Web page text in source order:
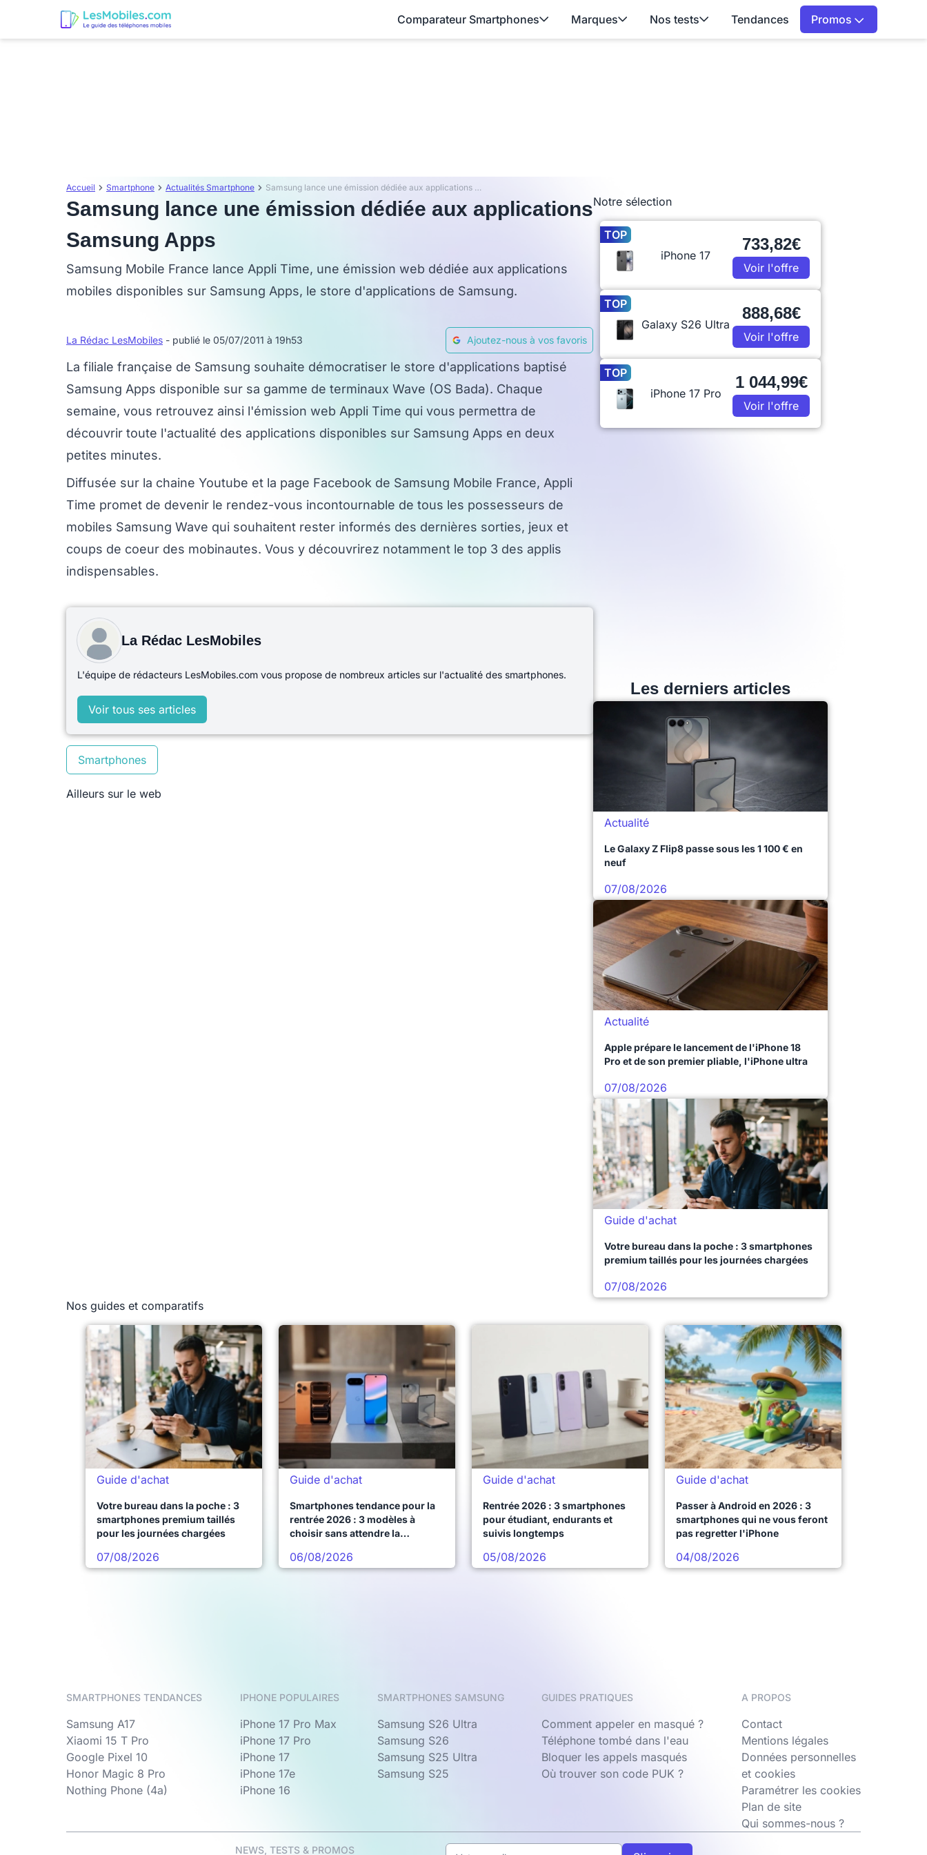
Comparateur Smartphones Marques Nos tests Tendances Promos
Accueil Smartphone Actualités Smartphone Samsung lance une émission dédiée aux applications Samsung Apps
Samsung lance une émission dédiée aux applications
Samsung Apps
Samsung Mobile France lance Appli Time, une émission web dédiée aux applications
mobiles disponibles sur Samsung Apps, le store d'applications de Samsung.
La Rédac LesMobiles - publié le 05/07/2011 à 19h53 Ajoutez-nous à vos favoris
La filiale française de Samsung souhaite démocratiser le store d'applications baptisé
Samsung Apps disponible sur sa gamme de terminaux Wave (OS Bada). Chaque
semaine, vous retrouvez ainsi l'émission web Appli Time qui vous permettra de
découvrir toute l'actualité des applications disponibles sur Samsung Apps en deux
petites minutes.
Diffusée sur la chaine Youtube et la page Facebook de Samsung Mobile France, Appli
Time promet de devenir le rendez-vous incontournable de tous les possesseurs de
mobiles Samsung Wave qui souhaitent rester informés des dernières sorties, jeux et
coups de coeur des mobinautes. Vous y découvrirez notamment le top 3 des applis
indispensables.
La Rédac LesMobiles
L'équipe de rédacteurs LesMobiles.com vous propose de nombreux articles sur l'actualité des smartphones.
Voir tous ses articles
Smartphones
Ailleurs sur le web
Notre sélection
TOP
iPhone 17
733,82€
Voir l'offre
TOP
Galaxy S26 Ultra
888,68€
Voir l'offre
TOP
iPhone 17 Pro
1 044,99€
Voir l'offre
Les derniers articles
Actualité
Le Galaxy Z Flip8 passe sous les 1 100 € en
neuf
07/08/2026
Actualité
Apple prépare le lancement de l'iPhone 18
Pro et de son premier pliable, l'iPhone ultra
07/08/2026
Guide d'achat
Votre bureau dans la poche : 3 smartphones
premium taillés pour les journées chargées
07/08/2026
Nos guides et comparatifs
Guide d'achat
Votre bureau dans la poche : 3
smartphones premium taillés
pour les journées chargées
07/08/2026
Guide d'achat
Smartphones tendance pour la
rentrée 2026 : 3 modèles à
choisir sans attendre la
06/08/2026
Guide d'achat
Rentrée 2026 : 3 smartphones
pour étudiant, endurants et
suivis longtemps
05/08/2026
Guide d'achat
Passer à Android en 2026 : 3
smartphones qui ne vous feront
pas regretter l'iPhone
04/08/2026
SMARTPHONES TENDANCES
Samsung A17
Xiaomi 15 T Pro
Google Pixel 10
Honor Magic 8 Pro
Nothing Phone (4a)
IPHONE POPULAIRES
iPhone 17 Pro Max
iPhone 17 Pro
iPhone 17
iPhone 17e
iPhone 16
SMARTPHONES SAMSUNG
Samsung S26 Ultra
Samsung S26
Samsung S25 Ultra
Samsung S25
GUIDES PRATIQUES
Comment appeler en masqué ?
Téléphone tombé dans l'eau
Bloquer les appels masqués
Où trouver son code PUK ?
A PROPOS
Contact
Mentions légales
Données personnelles
et cookies
Paramétrer les cookies
Plan de site
Qui sommes-nous ?
NEWS, TESTS & PROMOS